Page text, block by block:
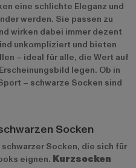
eine schlichte Eleganz und
werden. Sie passen zu
wirken dabei immer dezent
unkompliziert und bieten
– ideal für alle, die Wert auf
legen. Ob in
– schwarze Socken sind
Socken
Socken, die sich für
eignen. Kurzsocken